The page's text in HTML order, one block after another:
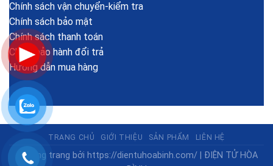
Chính sách vận chuyển-kiểm tra
Chính sách bảo mật
Chính sách thanh toán
Chính bảo hành đổi trả
Hướng dẫn mua hàng
TRANG CHỦ GIỚI THIỆU SẢN PHẨM LIÊN HỆ
© Dựng trang bởi https://dientuhoabinh.com/| ĐIỆN TỬ HÒA